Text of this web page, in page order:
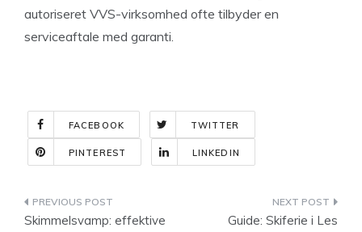
autoriseret VVS-virksomhed ofte tilbyder en
serviceaftale med garanti.
FACEBOOK TWITTER
PINTEREST LINKEDIN
Indlægsnavigation
Skimmelsvamp: effektive
Guide: Skiferie i Les